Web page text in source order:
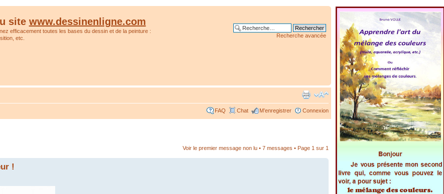
site www.dessinenligne.com
efficacement toutes les bases du dessin et de la peinture :
etc.
Recherche avancée
FAQ Chat M’enregistrer Connexion
Voir le premier message non lu• 7 messages • Page 1 sur 1
!